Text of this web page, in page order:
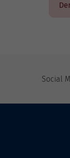
Social